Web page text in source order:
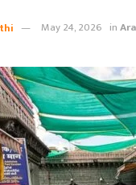
May 24, 2026 in